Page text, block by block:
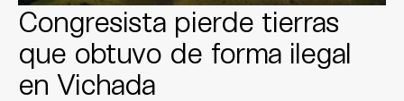
Congresista pierde tierras
que obtuvo de forma ilegal
en Vichada